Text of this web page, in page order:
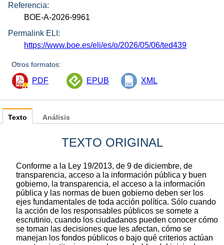
Referencia:
BOE-A-2026-9961
Permalink ELI:
https://www.boe.es/eli/es/o/2026/05/06/ted439
Otros formatos:
PDF EPUB XML
Texto
TEXTO ORIGINAL
Conforme a la Ley 19/2013, de 9 de diciembre, de
transparencia, acceso a la información pública y buen
gobierno, la transparencia, el acceso a la información
pública y las normas de buen gobierno deben ser los
ejes fundamentales de toda acción política. Sólo cuando
la acción de los responsables públicos se somete a
escrutinio, cuando los ciudadanos pueden conocer cómo
se toman las decisiones que les afectan, cómo se
manejan los fondos públicos o bajo qué criterios actúan
Análisis